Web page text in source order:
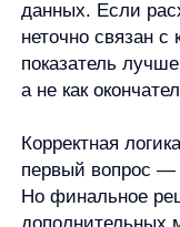
не окупились в
результат
Чем ROI
ROI шире и
вложений. ROMI
Чем ROI
ROAS относится
сколько
приходится на